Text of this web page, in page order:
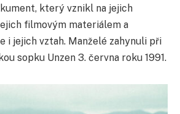
který vznikl na jejich
filmovým materiálem a
i jejich vztah. Manželé zahynuli při
sopku Unzen 3. června roku 1991.